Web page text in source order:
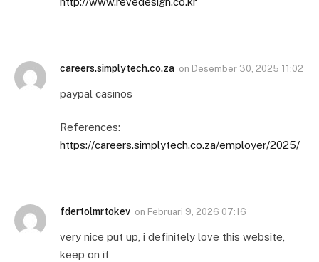
careers.simplytech.co.za on Desember 30, 2025 11:02
paypal casinos
References:
https://careers.simplytech.co.za/employer/2025/
fdertolmrtokev on Februari 9, 2026 07:16
very nice put up, i definitely love this website,
keep on it